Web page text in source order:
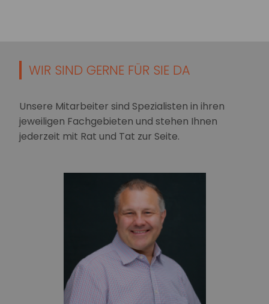
WIR SIND GERNE FÜR SIE DA
Unsere Mitarbeiter sind Spezialisten in ihren
jeweiligen Fachgebieten und stehen Ihnen
jederzeit mit Rat und Tat zur Seite.